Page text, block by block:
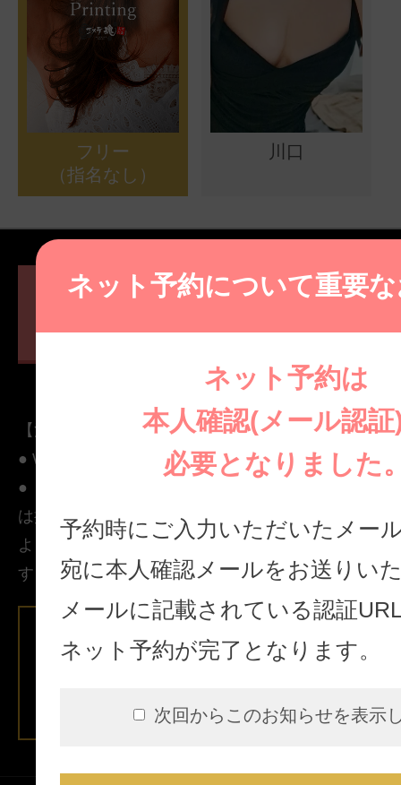
フリー
（指名なし）
川口
【注意事項】
● WEB予約の表記が実際のご案内状況と異なること
● 【エステ魂】上に表示されております情報（コー
は掲載店舗により管理されております。
よって掲載された一切の情報につきまして【エステ
するものではありません。
ネット予約について重要
ネット予約は
本人確認(メール認証
必要となりました
予約時にご入力いただいたメー
宛に本人確認メールをお送りい
メールに記載されている認証
ネット予約が完了となります。
次回からこのお知らせを表示